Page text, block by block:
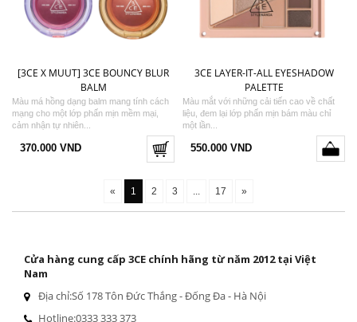
[3CE X MUUT] 3CE BOUNCY BLUR
BALM
Màu má hồng dạng balm mang tính cách
mạng cho một lớp phấn mịn mềm mại,
cảm nhận tự nhiên...
370.000 VND
3CE LAYER-IT-ALL EYESHADOW
PALETTE
Màu mắt với những cải tiến cao về chất
liệu, đem lại lớp phấn mịn bám màu chỉ
một lần...
550.000 VND
« 1 2 3 ... 17 »
Cửa hàng cung cấp 3CE chính hãng từ năm 2012 tại Việt
Nam
Địa chỉ:Số 178 Tôn Đức Thắng - Đống Đa - Hà Nội
Hotline:0333 333 373